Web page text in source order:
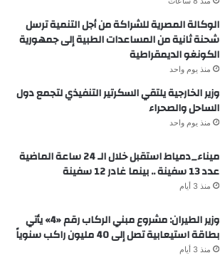
الوكالة المصرية للشراكة من أجل التنمية ترسل
شحنة ثانية من المساعدات الطبية إلى جمهورية
الكونغو الديمقراطية
منذ يوم واحد
وزير الخارجية يلتقي السكرتير التنفيذي لتجمع دول
الساحل والصحراء
منذ يوم واحد
ميناء_دمياط استقبل خلال الـ 24 ساعة الماضية
عدد 13 سفينة .. بينما غادر 12 سفينة
منذ 3 أيام
وزير الطيران: مشروع مبني الركاب رقم «4» يأتي
بطاقة استيعابية تصل إلى 40 مليون راكب سنوياً
منذ 3 أيام